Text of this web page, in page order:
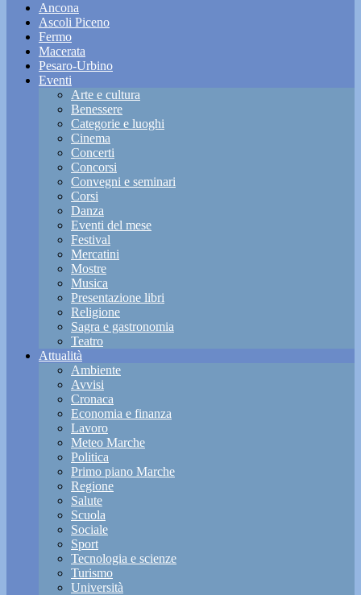
Ancona
Ascoli Piceno
Fermo
Macerata
Pesaro-Urbino
Eventi
Arte e cultura
Benessere
Categorie e luoghi
Cinema
Concerti
Concorsi
Convegni e seminari
Corsi
Danza
Eventi del mese
Festival
Mercatini
Mostre
Musica
Presentazione libri
Religione
Sagra e gastronomia
Teatro
Attualità
Ambiente
Avvisi
Cronaca
Economia e finanza
Lavoro
Meteo Marche
Politica
Primo piano Marche
Regione
Salute
Scuola
Sociale
Sport
Tecnologia e scienze
Turismo
Università